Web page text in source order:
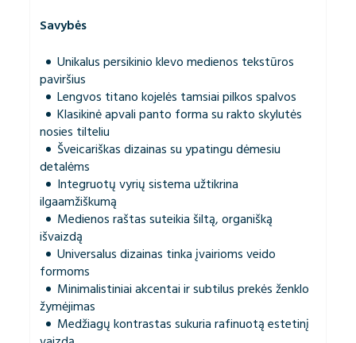
Savybės
Unikalus persikinio klevo medienos tekstūros
paviršius
Lengvos titano kojelės tamsiai pilkos spalvos
Klasikinė apvali panto forma su rakto skylutės
nosies tilteliu
Šveicariškas dizainas su ypatingu dėmesiu
detalėms
Integruotų vyrių sistema užtikrina
ilgaamžiškumą
Medienos raštas suteikia šiltą, organišką
išvaizdą
Universalus dizainas tinka įvairioms veido
formoms
Minimalistiniai akcentai ir subtilus prekės ženklo
žymėjimas
Medžiagų kontrastas sukuria rafinuotą estetinį